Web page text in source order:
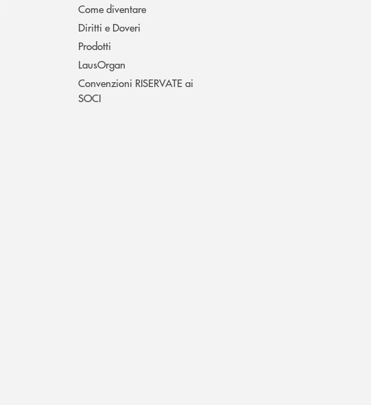
Come diventare
Diritti e Doveri
Prodotti
LausOrgan
Convenzioni RISERVATE ai
SOCI